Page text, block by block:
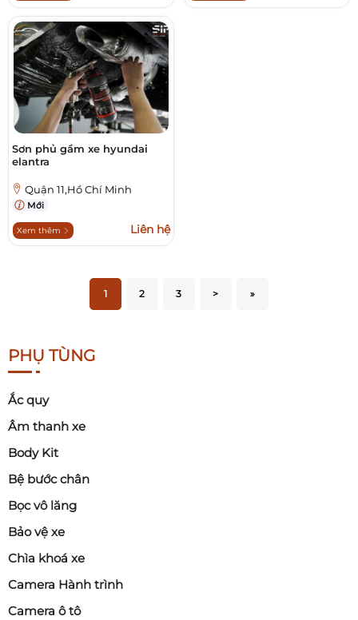
Sơn phủ gầm xe hyundai
elantra
Quận 11,Hồ Chí Minh
Mới
Xem thêm Liên hệ
1 2 3 > »
PHỤ TÙNG
Ắc quy
Âm thanh xe
Body Kit
Bệ bước chân
Bọc vô lăng
Bảo vệ xe
Chìa khoá xe
Camera Hành trình
Camera ô tô